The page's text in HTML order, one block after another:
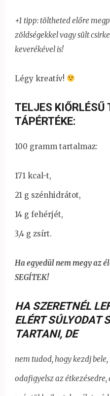
+1 tipp: töltheted előre
zöldségekkel vagy sült
keverékével is!
Légy kreatív!
TELJES KIŐRLÉSŰ
TÁPÉRTÉKE:
100 gramm tartalmaz:
171 kcal-t,
21 g szénhidrátot,
14 g fehérjét,
3,4 g zsírt.
Ha egyedül nem megy az
SEGÍTEK!
HA SZERETNÉL
ELÉRT SÚLYODAT
TARTANI, DE
nem tudod, hogy kezdj bele,
odafigyelsz az étkezésedre,